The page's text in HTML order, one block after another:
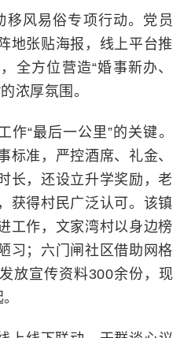
移风易俗专项行动。党员
地张贴海报，线上平台推
全方位营造“婚事新办、
浓厚氛围。
作“最后一公里”的关键。
标准，严控酒席、礼金、
长，还设立升学奖励，老
获得村民广泛认可。该镇
工作，文家湾村以身边榜
习；六门闸社区借助网格
放宣传资料300余份，现